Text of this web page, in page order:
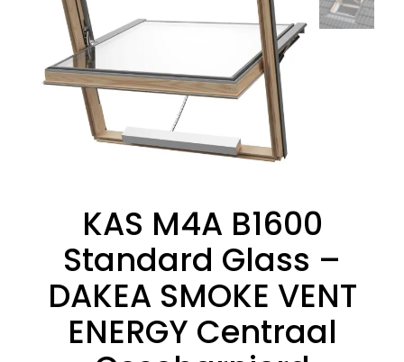
KAS M4A B1600
Standard Glass –
DAKEA SMOKE VENT
ENERGY Centraal